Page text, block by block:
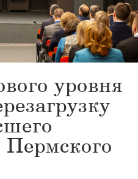
уровня
Пермского